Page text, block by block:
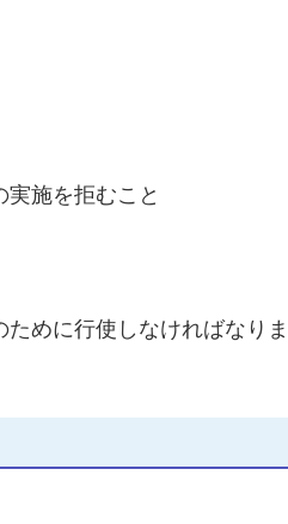
施を拒むこと
めに行使しなければなりま